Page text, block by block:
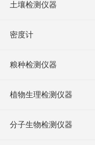
土壤检测仪器
密度计
粮种检测仪器
植物生理检测仪器
分子生物检测仪器